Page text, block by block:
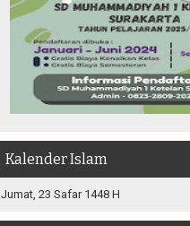
Kalender Islam
Jumat, 23 Safar 1448 H